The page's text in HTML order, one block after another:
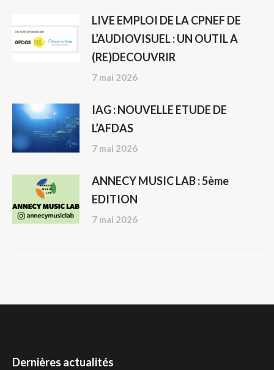
LIVE EMPLOI DE LA CPNEF DE
L’AUDIOVISUEL : UN OUTIL A
(RE)DECOUVRIR
7 mai 2026
IAG : NOUVELLE ETUDE DE
L’AFDAS
7 mai 2026
ANNECY MUSIC LAB : 5ème
EDITION
7 mai 2026
Dernières actualités